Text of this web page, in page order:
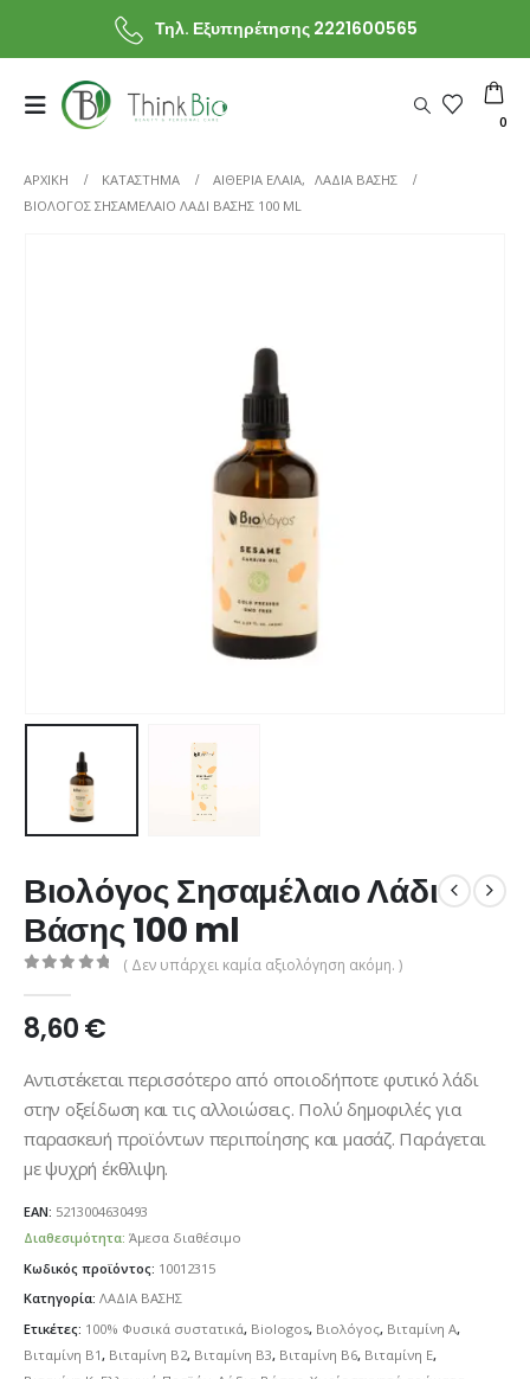
Τηλ. Εξυπηρέτησης 2221600565
0
ΑΡΧΙΚΗ ΚΑΤΆΣΤΗΜΑ ΑΙΘΕΡΙΑ ΕΛΑΙΑ, ΛΑΔΙΑ ΒΑΣΗΣ
ΒΙΟΛΌΓΟΣ ΣΗΣΑΜΈΛΑΙΟ ΛΆΔΙ ΒΆΣΗΣ 100 ML
Βιολόγος Σησαμέλαιο Λάδι
Βάσης 100 ml
( Δεν υπάρχει καμία αξιολόγηση ακόμη. )
8,60€
Αντιστέκεται περισσότερο από οποιοδήποτε φυτικό λάδι
στην οξείδωση και τις αλλοιώσεις. Πολύ δημοφιλές για
παρασκευή προϊόντων περιποίησης και μασάζ. Παράγεται
με ψυχρή έκθλιψη.
EAN: 5213004630493
Διαθεσιμότητα: Άμεσα διαθέσιμο
Κωδικός προϊόντος: 10012315
Κατηγορία: ΛΑΔΙΑ ΒΑΣΗΣ
Ετικέτες: 100% Φυσικά συστατικά, Biologos, Βιολόγος, Βιταμίνη Α,
Βιταμίνη Β1, Βιταμίνη Β2, Βιταμίνη Β3, Βιταμίνη Β6, Βιταμίνη Ε,